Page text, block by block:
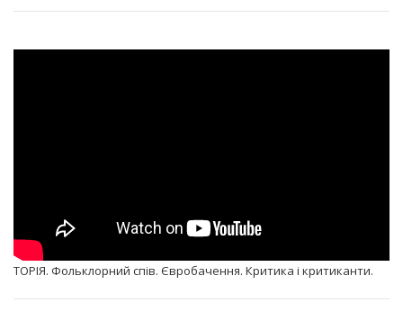
ТОРІЯ. Фольклорний спів. Євробачення. Критика і критиканти.